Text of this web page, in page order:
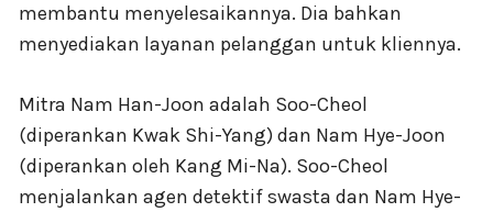
membantu menyelesaikannya. Dia bahkan
menyediakan layanan pelanggan untuk kliennya.
Mitra Nam Han-Joon adalah Soo-Cheol
(diperankan Kwak Shi-Yang) dan Nam Hye-Joon
(diperankan oleh Kang Mi-Na). Soo-Cheol
menjalankan agen detektif swasta dan Nam Hye-